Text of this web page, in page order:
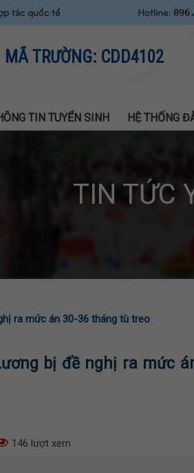
tác quốc tế Hotline:
MÃ TRƯỜNG: CDD4102
TIN TUYỂN SINH HỆ THỐNG
TIN TỨC
ra mức án 30-36 tháng tù treo
bị đề nghị ra mức
146 lượt xem